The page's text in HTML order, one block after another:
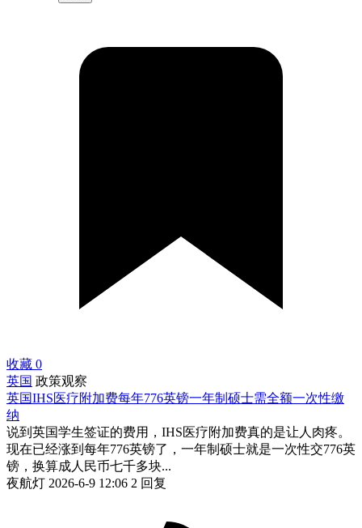
收藏 0
英国 政策观察
英国IHS医疗附加费每年776英镑一年制硕士需全额一次性缴
纳
说到英国学生签证的费用，IHS医疗附加费真的是让人肉疼。
现在已经涨到每年776英镑了，一年制硕士就是一次性交776英
镑，换算成人民币七千多块...
夜航灯 2026-6-9 12:06 2 回复